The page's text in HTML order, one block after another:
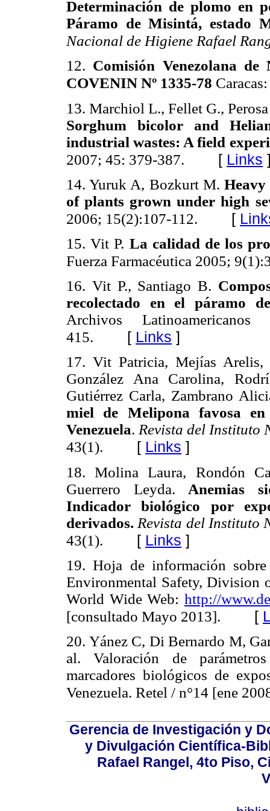
Determinación de plomo en
Páramo de Misintá, estado
Nacional de Higiene Rafael
12. Comisión Venezolana de
COVENIN Nº 1335-78
13. Marchiol L., Fellet G.,
Sorghum bicolor and
industrial wastes: A field
2007; 45: 379-387. [ Links
14. Yuruk A, Bozkurt M.
of plants grown under high
2006; 15(2):107-112. [
15. Vit P. La calidad de los
Fuerza Farmacéutica 2005;
16. Vit P., Santiago B.
recolectado en el páramo
Archivos
415. [ Links ]
17. Vit Patricia, Mejías Arelis,
González Ana Carolina,
Gutiérrez Carla, Zambrano
miel de Melipona favosa
Venezuela. Revista del Instituto
43(1). [ Links ]
18.Molina Laura, Rondón
Guerrero Leyda. Anemias
Indicador biológico por
derivados. Revista del Instituto
43(1). [ Links ]
19. Hoja de información
Environmental Safety, Division
World Wide Web: http://
[consultado Mayo 2013]. [
20. Yánez C, Di Bernardo M,
al. Valoración de
marcadores biológicos de
Venezuela. Retel / n°14 [ene
Gerencia de Investigación y
y Divulgación Científica-
Rafael Rangel, 4to Piso,